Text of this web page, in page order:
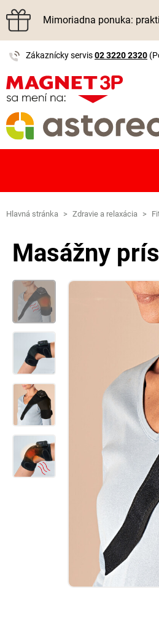
Mimoriadna ponuka:
Zákaznícky servis02 3220 2320
Hlavná stránka > Zdravie a relaxácia >
Masážny